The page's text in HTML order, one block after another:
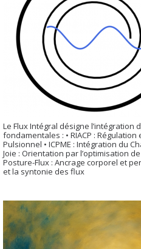
Le Flux Intégral désigne
fondamentales : • RIACP :
Pulsionnel • ICPME : Intégration du
Joie : Orientation par l’optimisation
Posture-Flux : Ancrage corporel et
et la syntonie des flux